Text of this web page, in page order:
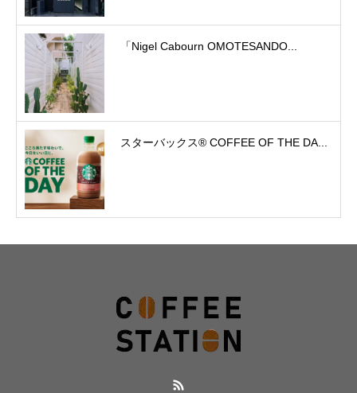
「Nigel Cabourn OMOTESANDO...
スターバックス® COFFEE OF THE DA...